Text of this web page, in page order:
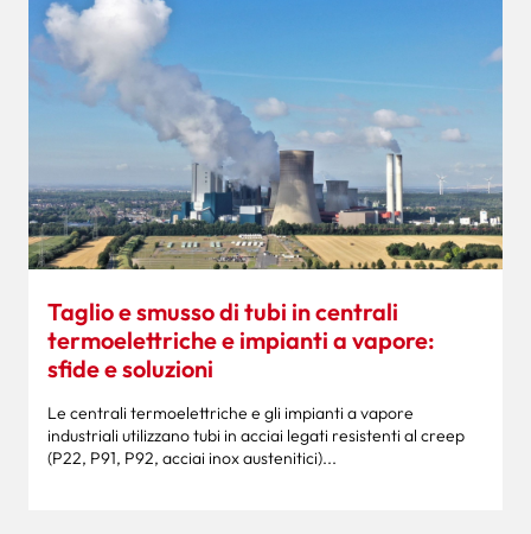
Taglio e smusso di tubi in centrali
termoelettriche e impianti a vapore:
sfide e soluzioni
Le centrali termoelettriche e gli impianti a vapore
industriali utilizzano tubi in acciai legati resistenti al creep
(P22, P91, P92, acciai inox austenitici)...